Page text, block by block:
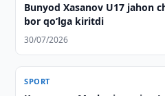
Bunyod Xasanov U17 jahon
bor qo‘lga kiritdi
30/07/2026
SPORT